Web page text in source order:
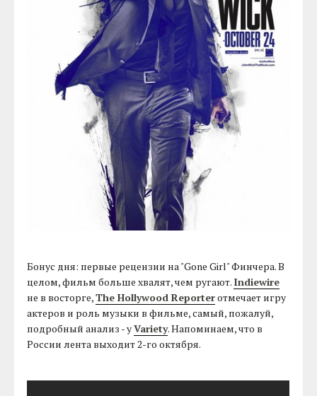
Бонус дня: первые рецензии на "Gone Girl" Финчера. В
целом, фильм больше хвалят, чем ругают. Indiewire
не в восторге,The Hollywood Reporterотмечает игру
актеров и роль музыки в фильме, самый, пожалуй,
подробный анализ - уVariety. Напоминаем, что в
России лента выходит 2-го октября.